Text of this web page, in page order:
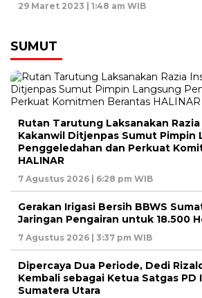
29 Maret 2023 | 1:48 am WIB
SUMUT
Rutan Tarutung Laksanakan
Kakanwil Ditjenpas Sumut Pimpin
Penggeledahan dan Perkuat
HALINAR
7 Agustus 2026 | 6:28 pm WIB
Gerakan Irigasi Bersih BBWS
Jaringan Pengairan untuk 18.500
7 Agustus 2026 | 3:37 pm WIB
Dipercaya Dua Periode, Dedi
Kembali sebagai Ketua Satgas PD
Sumatera Utara